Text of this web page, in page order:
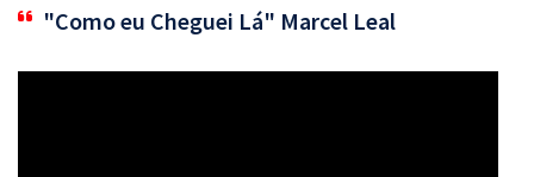
"Como eu Cheguei Lá" Marcel Leal